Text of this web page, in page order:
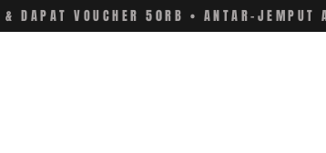
DAPAT VOUCHER 50RB • ANTAR-JEMPUT